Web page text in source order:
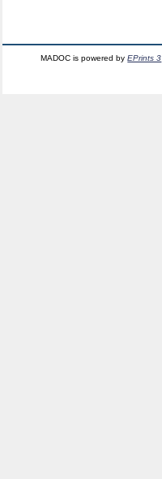
MADOC is powered byEPrints 3